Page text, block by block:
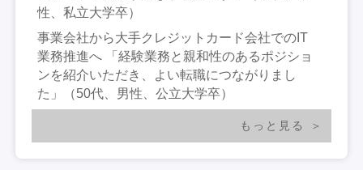
性、私立大学卒）
事業会社から大手クレジットカード会社でのIT
業務推進へ 「経験業務と親和性のあるポジショ
ンを紹介いただき、よい転職につながりまし
た」（50代、男性、公立大学卒）
もっと見る